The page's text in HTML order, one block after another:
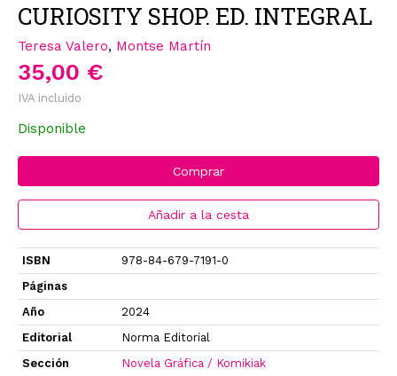
CURIOSITY SHOP. ED. INTEGRAL
Teresa Valero, Montse Martín
35,00 €
IVA incluido
Disponible
Comprar
Añadir a la cesta
ISBN
978-84-679-7191-0
Páginas
Año
2024
Editorial
Norma Editorial
Sección
Novela Gráfica / Komikiak